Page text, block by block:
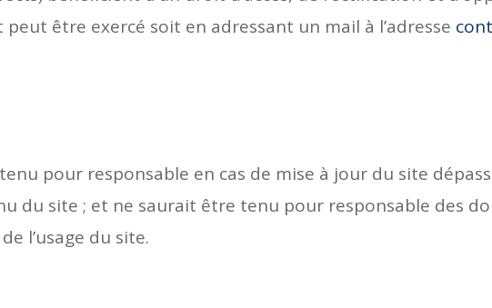
être exercé soit en adressant un mail à l’adresse
pour responsable en cas de mise à jour du site
du site ; et ne saurait être tenu pour responsable des
l’usage du site.